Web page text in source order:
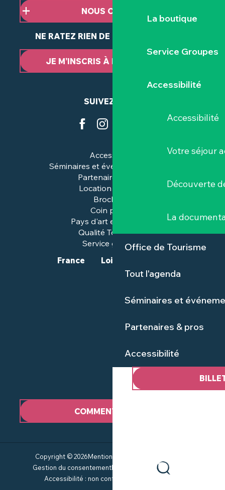
La boutique
Service Groupes
Accessibilité
Accessibilité
Votre séjour
Découverte
La
Office de Tourisme
Tout l'agenda
Séminaires et
Partenaires & pros
Accessibilité
NOUS CONTACTER
NE RATEZ RIEN DE NOTRE ACTUALITÉ
JE M’INSCRIS À LA NEWSLETTER
SUIVEZ-NOUS
Accessibilité
Séminaires et événements pros
Partenaires & pros
Location de salles
Brochures
Coin presse
Pays d'art et d'histoire
Qualité Tourisme™
Service groupes
COMMENT VENIR ?
France Loire-Atlantique
Copyright © 2026Mentions Légales
Gestion du consentementPolitique de confidentialité
Accessibilité : non conforme